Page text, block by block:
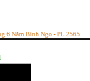
6 Năm Bính Ngọ - PL 2565